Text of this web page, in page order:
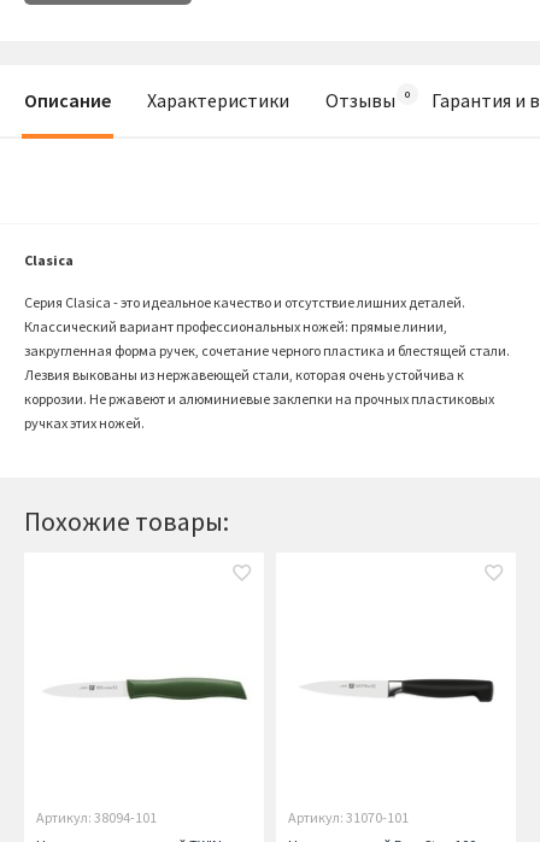
Похожие товары:
Артикул: 38094-101
Артикул: 31070-101
Описание Характеристики Отзывы Гарантия и
Clasica
Серия Clasica - это идеальное качество и отсутствие лишних деталей.
Классический вариант профессиональных ножей: прямые линии,
закругленная форма ручек, сочетание черного пластика и блестящей стали.
Лезвия выкованы из нержавеющей стали, которая очень устойчива к
коррозии. Не ржавеют и алюминиевые заклепки на прочных пластиковых
ручках этих ножей.